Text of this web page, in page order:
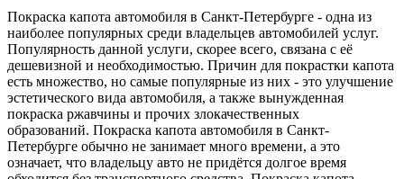
Покраска капота автомобиля в Санкт-Петербурге - одна из
наиболее популярных среди владельцев автомобилей услуг.
Популярность данной услуги, скорее всего, связана с её
дешевизной и необходимостью. Причин для покрастки капота
есть множество, но самые популярные из них - это улучшение
эстетического вида автомобиля, а также вынужденная
покраска ржавчины и прочих злокачественных
образований. Покраска капота автомобиля в Санкт-
Петербурге обычно не занимает много времени, а это
означает, что владельцу авто не придётся долгое время